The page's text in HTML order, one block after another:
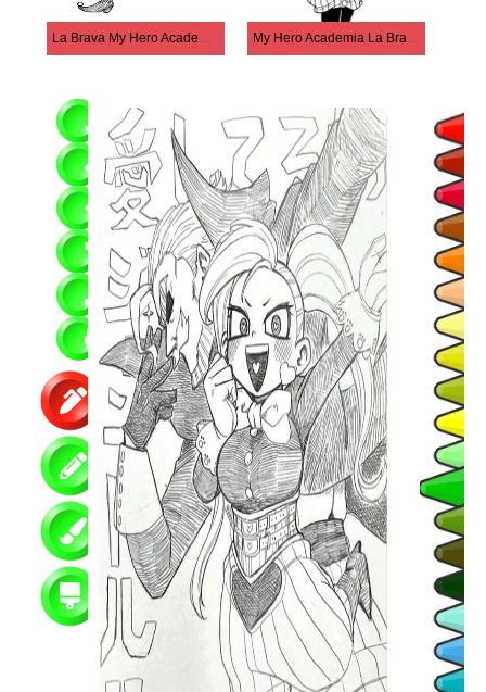
La Brava My Hero Academia My Hero Academia La Brava